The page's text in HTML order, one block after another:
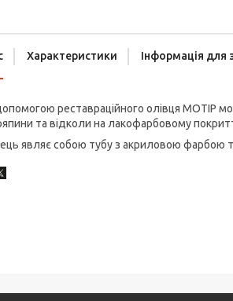
Характеристики Інформація для
реставраційного олівця MOTIP
та відколи на лакофарбовому
являє собою тубу з акриловою фарбою